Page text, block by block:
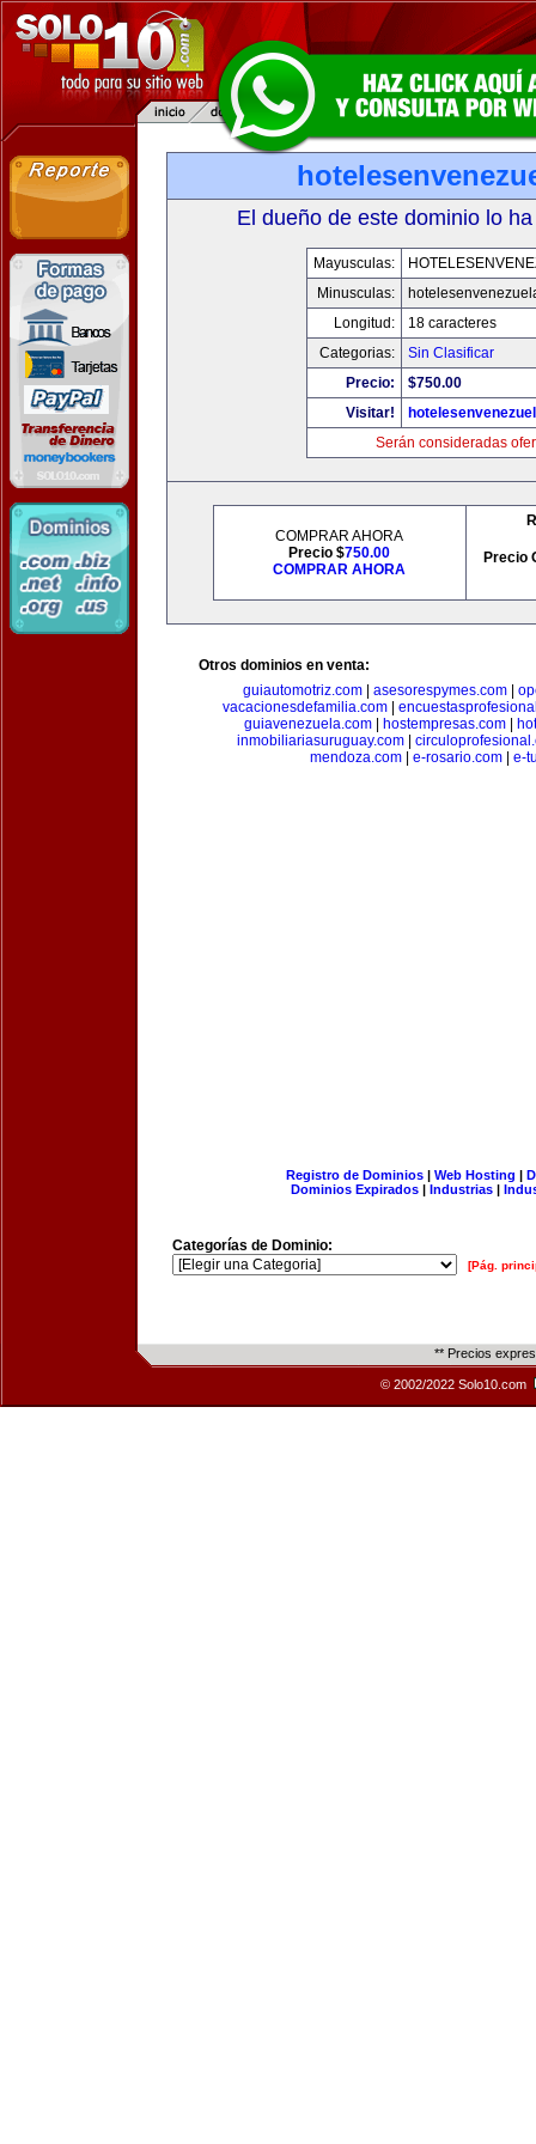
El dueño de este dominio lo
Mayusculas:
Minusculas:
Longitud:
18 caracteres
Categorias:
Sin Clasificar
Precio:
$750.00
Visitar!
Serán consideradas
COMPRAR AHORA
Precio $750.00
COMPRAR AHORA
Precio
Otros dominios en venta:
guiautomotriz.com| asesorespymes.com|
vacacionesdefamilia.com|
guiavenezuela.com| hostempresas.com|
inmobiliariasuruguay.com|
mendoza.com
e-rosario.com e-
Registro de Dominios| Web Hosting |
Dominios Expirados | Industrias |
Categorías de Dominio:
[Pág.
** Precios
© 2002/2022 Solo10.com